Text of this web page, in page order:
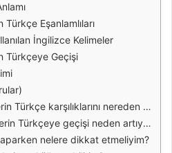
Eşanlamlıları
İngilizce Kelimeler
Türkçeye Geçişi
karşılıklarını nereden bulabilirim?
Türkçeye geçişi neden artıyor?
nelere dikkat etmeliyim?